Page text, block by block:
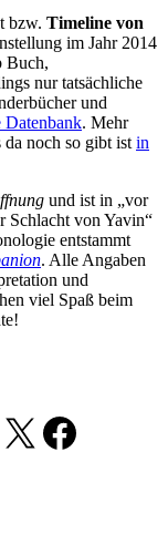
bzw. Timeline von
im Jahr 2014
Buch,
nur tatsächliche
und
Datenbank. Mehr
da noch so gibt ist in
und ist in „vor
Schlacht von Yavin“
entstammt
. Alle Angaben
und
viel Spaß beim
auf Mastodon
X Folgt uns auf